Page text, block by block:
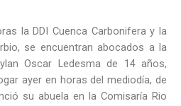
la DDI Cuenca Carbonifera y la
se encuentran abocados a la
Oscar Ledesma de 14 años,
ayer en horas del mediodía, de
su abuela en la Comisaría Rio